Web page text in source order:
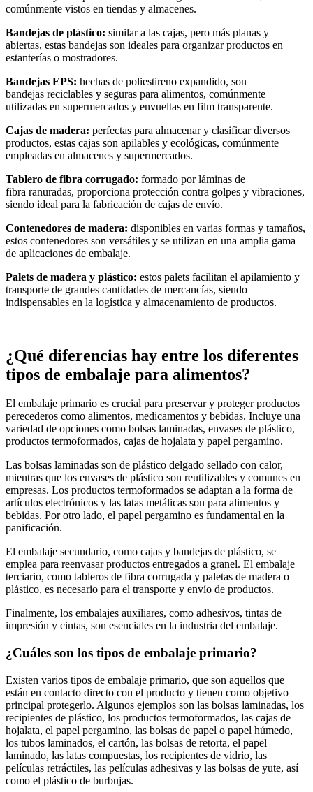
comúnmente vistos en tiendas y almacenes.
Bandejas de plástico: similar a las cajas, pero más planas y
abiertas, estas bandejas son ideales para organizar productos en
estanterías o mostradores.
Bandejas EPS: hechas de poliestireno expandido, son
bandejas reciclables y seguras para alimentos, comúnmente
utilizadas en supermercados y envueltas en film transparente.
Cajas de madera: perfectas para almacenar y clasificar diversos
productos, estas cajas son apilables y ecológicas, comúnmente
empleadas en almacenes y supermercados.
Tablero de fibra corrugado: formado por láminas de
fibra ranuradas, proporciona protección contra golpes y vibraciones,
siendo ideal para la fabricación de cajas de envío.
Contenedores de madera: disponibles en varias formas y tamaños,
estos contenedores son versátiles y se utilizan en una amplia gama
de aplicaciones de embalaje.
Palets de madera y plástico: estos palets facilitan el apilamiento y
transporte de grandes cantidades de mercancías, siendo
indispensables en la logística y almacenamiento de productos.
¿Qué diferencias hay entre los diferentes
tipos de embalaje para alimentos?
El embalaje primario es crucial para preservar y proteger productos
perecederos como alimentos, medicamentos y bebidas. Incluye una
variedad de opciones como bolsas laminadas, envases de plástico,
productos termoformados, cajas de hojalata y papel pergamino.
Las bolsas laminadas son de plástico delgado sellado con calor,
mientras que los envases de plástico son reutilizables y comunes en
empresas. Los productos termoformados se adaptan a la forma de
artículos electrónicos y las latas metálicas son para alimentos y
bebidas. Por otro lado, el papel pergamino es fundamental en la
panificación.
El embalaje secundario, como cajas y bandejas de plástico, se
emplea para reenvasar productos entregados a granel. El embalaje
terciario, como tableros de fibra corrugada y paletas de madera o
plástico, es necesario para el transporte y envío de productos.
Finalmente, los embalajes auxiliares, como adhesivos, tintas de
impresión y cintas, son esenciales en la industria del embalaje.
¿Cuáles son los tipos de embalaje primario?
Existen varios tipos de embalaje primario, que son aquellos que
están en contacto directo con el producto y tienen como objetivo
principal protegerlo. Algunos ejemplos son las bolsas laminadas, los
recipientes de plástico, los productos termoformados, las cajas de
hojalata, el papel pergamino, las bolsas de papel o papel húmedo,
los tubos laminados, el cartón, las bolsas de retorta, el papel
laminado, las latas compuestas, los recipientes de vidrio, las
películas retráctiles, las películas adhesivas y las bolsas de yute, así
como el plástico de burbujas.